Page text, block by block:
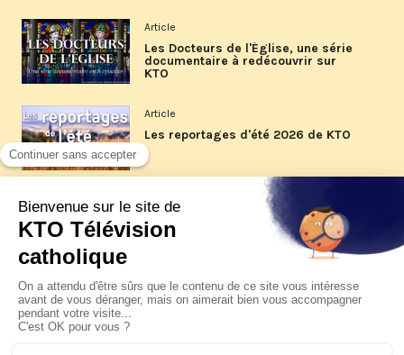
Article
Les Docteurs de l'Église, une série
documentaire à redécouvrir sur
KTO
Article
Les reportages d'été 2026 de KTO
La visite pastorale du pape Léon
XIV à Assise à suivre sur KTO le
Article
Le pape en Uruguay, Argentine et